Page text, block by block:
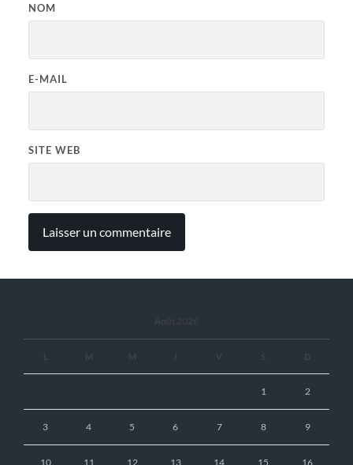
NOM
E-MAIL
SITE WEB
Août 2026
L M M J V S D
1 2
3 4 5 6 7 8 9
10 11 12 13 14 15 16